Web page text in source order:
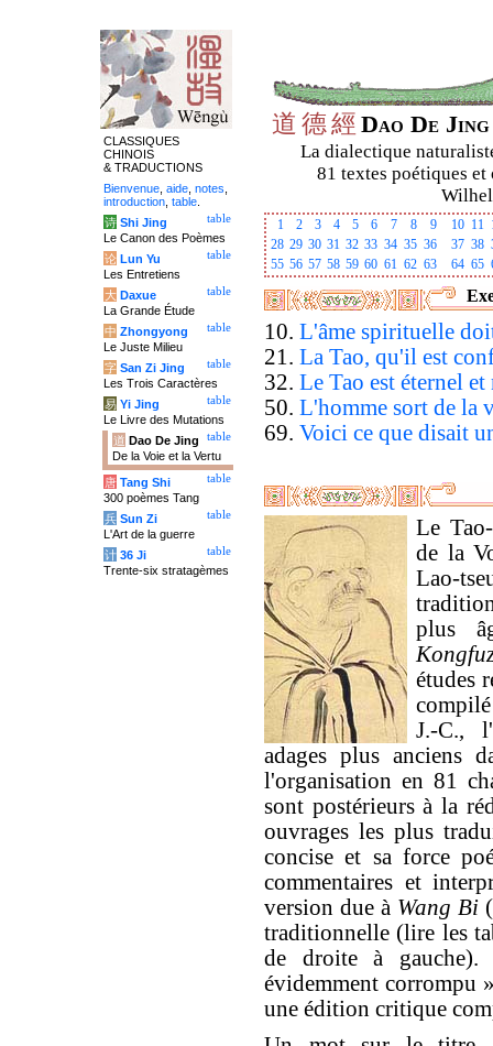
道 德經 Dao De
La dialectique
81 textes poétiques
1 2 3 4 5 6 7 8 9 10 11
28 29 30 31 32 33 34 35 36 37 38
55 56 57 58 59 60 61 62 63 64 65
10. L'âme spirituelle
21. La Tao, qu'il est
32. Le Tao est éternel et
50. L'homme sort de la
69. Voici ce que disait
Le
de la
Lao-
plus
études
J.-C.,
adages plus anciens
l'organisation en 81
sont postérieurs à la
ouvrages les plus
concise et sa force
commentaires et
version due à Wang Bi
traditionnelle (lire les
de droite à
évidemment corrompu
une édition critique
CLASSIQUES
CHINOIS
& TRADUCTIONS
Bienvenue aide notes
introduction table
table
诗 Shi Jing
Le Canon des Poèmes
table
论 Lun Yu
Les Entretiens
table
大 Daxue
La Grande Étude
table
中 Zhongyong
Le Juste Milieu
table
字 San Zi Jing
Les Trois Caractères
table
易 Yi Jing
Le Livre des Mutations
table
道 Dao De Jing
De la Voie et la Vertu
table
唐 Tang Shi
300 poèmes Tang
table
兵 Sun Zi
L'Art de la guerre
table
计 36 Ji
Trente-six stratagèmes